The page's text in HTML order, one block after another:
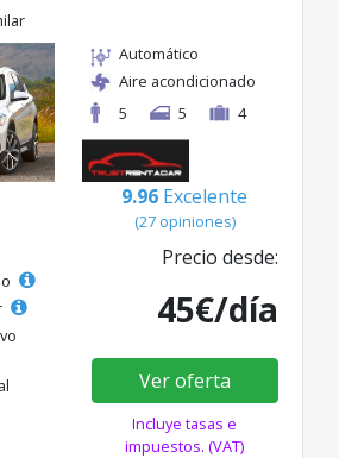
Automático
Aire acondicionado
5
5 4
9.96 Excelente
(27 opiniones)
Precio desde:
45€/día
Ver oferta
Incluye tasas e
impuestos. (VAT)